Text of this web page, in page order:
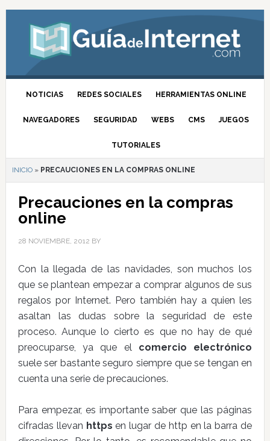
NOTICIAS REDES SOCIALES HERRAMIENTAS ONLINE
NAVEGADORES SEGURIDAD WEBS CMS JUEGOS
TUTORIALES
INICIO» PRECAUCIONES EN LA COMPRAS ONLINE
Precauciones en la compras
online
28 NOVIEMBRE, 2012 BY
Con la llegada de las navidades, son muchos los
que se plantean empezar a comprar algunos de sus
regalos por Internet. Pero también hay a quien les
asaltan las dudas sobre la seguridad de este
proceso. Aunque lo cierto es que no hay de qué
preocuparse, ya que el comercio electrónico
suele ser bastante seguro siempre que se tengan en
cuenta una serie de precauciones.
Para empezar, es importante saber que las páginas
cifradas llevan https en lugar de http en la barra de